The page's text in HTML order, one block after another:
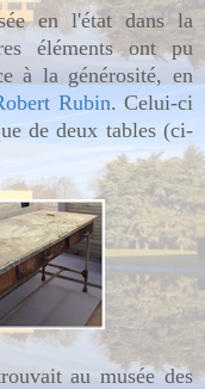
en l'état dans la
éléments ont pu
à la générosité, en
Rubin. Celui-ci
de deux tables (ci-
au musée des